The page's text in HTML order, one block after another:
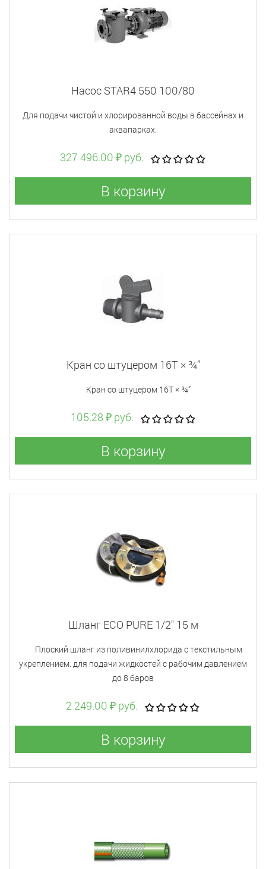
Насос STAR4 550 100/80
Для подачи чистой и хлорированной воды в бассейнах и
аквапарках.
327 496.00 ₽ руб.
В корзину
Кран со штуцером 16T × ¾”
Кран со штуцером 16T × ¾”
105.28 ₽ руб.
В корзину
Шланг ECO PURE 1/2" 15 м
Плоский шланг из поливинилхлорида с текстильным
укреплением. для подачи жидкостей с рабочим давлением
до 8 баров
2 249.00 ₽ руб.
В корзину